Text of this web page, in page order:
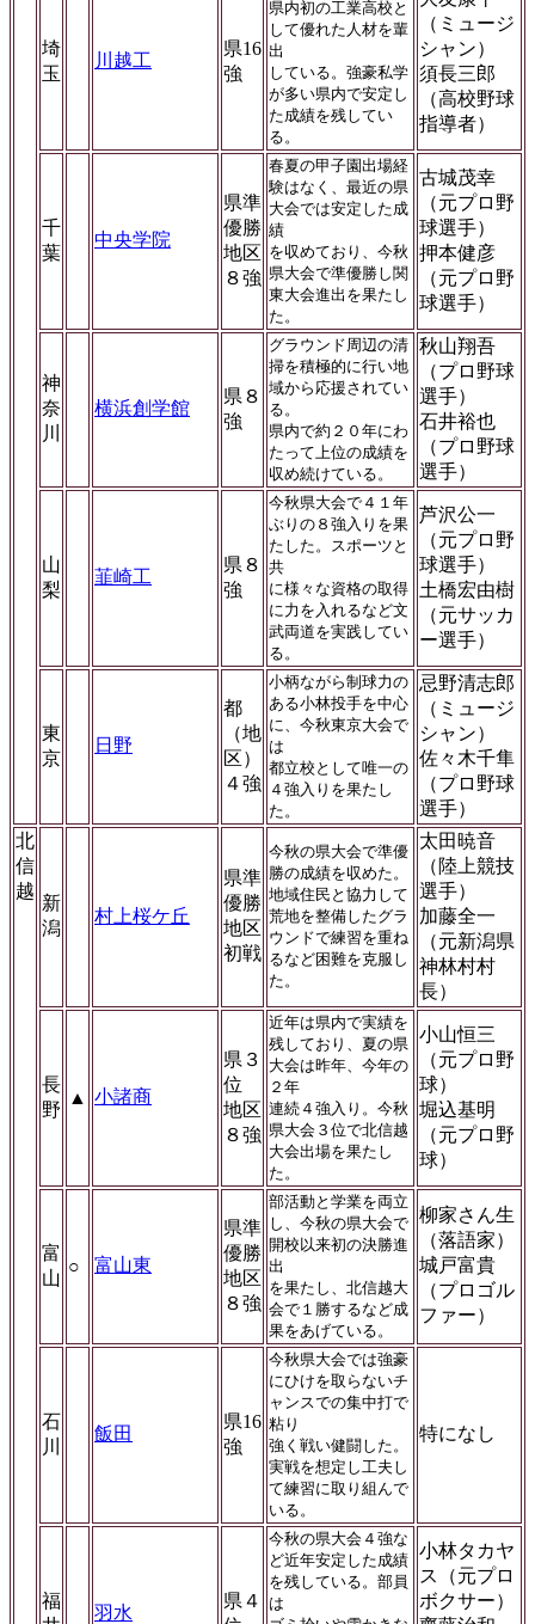
埼
玉
川越工
県16
強
県内初の工業高校と
して優れた人材を輩
出
している。強豪私学
が多い県内で安定し
た成績を残してい
る。
（ミュージ
シャン）
須長三郎
（高校野球
指導者）
千
葉
中央学院
県準
優勝
地区
８強
春夏の甲子園出場経
験はなく、最近の県
大会では安定した成
績
を収めており、今秋
県大会で準優勝し関
東大会進出を果たし
た。
古城茂幸
（元プロ野
球選手）
押本健彦
（元プロ野
球選手）
神
奈
川
横浜創学館
県８
強
グラウンド周辺の清
掃を積極的に行い地
域から応援されてい
る。
県内で約２０年にわ
たって上位の成績を
収め続けている。
秋山翔吾
（プロ野球
選手）
石井裕也
（プロ野球
選手）
山
梨
韮崎工
県８
強
今秋県大会で４１年
ぶりの８強入りを果
たした。スポーツと
共
に様々な資格の取得
に力を入れるなど文
武両道を実践してい
る。
芦沢公一
（元プロ野
球選手）
土橋宏由樹
（元サッカ
ー選手）
東
京
日野
都
（地
区）
４強
小柄ながら制球力の
ある小林投手を中心
に、今秋東京大会で
は
都立校として唯一の
４強入りを果たし
た。
忌野清志郎
（ミュージ
シャン）
佐々木千隼
（プロ野球
選手）
北
信
越
新
潟
村上桜ケ丘
県準
優勝
地区
初戦
今秋の県大会で準優
勝の成績を収めた。
地域住民と協力して
荒地を整備したグラ
ウンドで練習を重ね
るなど困難を克服し
た。
太田暁音
（陸上競技
選手）
加藤全一
（元新潟県
神林村村
長）
長
野
▲ 小諸商
県３
位
地区
８強
近年は県内で実績を
残しており、夏の県
大会は昨年、今年の
２年
連続４強入り。今秋
県大会３位で北信越
大会出場を果たし
た。
小山恒三
（元プロ野
球）
堀込基明
（元プロ野
球）
富
山
○ 富山東
県準
優勝
地区
８強
部活動と学業を両立
し、今秋の県大会で
開校以来初の決勝進
出
を果たし、北信越大
会で１勝するなど成
果をあげている。
柳家さん生
（落語家）
城戸富貴
（プロゴル
ファー）
石
川
飯田
県16
強
今秋県大会では強豪
にひけを取らないチ
ャンスでの集中打で
粘り
強く戦い健闘した。
実戦を想定し工夫し
て練習に取り組んで
いる。
特になし
福
羽水
県４
今秋の県大会４強な
ど近年安定した成績
を残している。部員
は
小林タカヤ
ス（元プロ
ボクサー）